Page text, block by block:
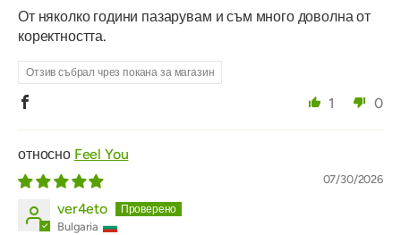
От няколко години пазарувам и съм много доволна от
коректността.
Отзив събрал чрез покана за магазин
1 0
Feel You
07/30/2026
ver4eto
Bulgaria